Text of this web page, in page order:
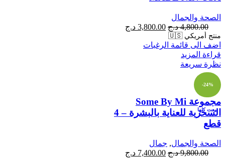
الصحة والجمال
4,800.00 د.ج 3,800.00 د.ج
منتج أمريكي 🇺🇸
اضف الى قائمة الرغبات
قراءة المزيد
نظرة سريعة
-24%
بيعت كلها
مجموعة Some By Mi
السحرية للعناية بالبشرة – 4
قطع
الصحة والجمال, جمال
9,800.00 د.ج 7,400.00 د.ج